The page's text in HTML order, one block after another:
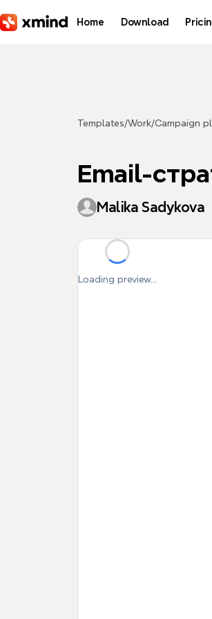
Home Download
Templates/Work/Campaign
Email-
Malika Sadykova
Loading preview...